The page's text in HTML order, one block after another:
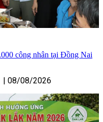
công nhân tại Đồng Nai
08/08/2026